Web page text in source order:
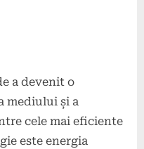
a devenit o
mediului și a
cele mai eficiente
este energia